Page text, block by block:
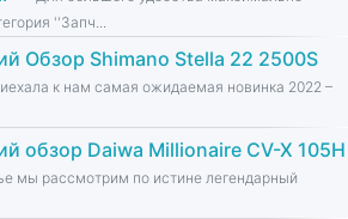
''Запч...
Обзор Shimano Stella 22 2500S
к нам самая ожидаемая новинка 2022 –
обзор Daiwa Millionaire CV-X 105H
мы рассмотрим по истине легендарный